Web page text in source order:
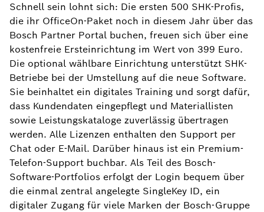
Schnell sein lohnt sich: Die ersten 500 SHK-Profis,
die ihr OfficeOn-Paket noch in diesem Jahr über das
Bosch Partner Portal buchen, freuen sich über eine
kostenfreie Ersteinrichtung im Wert von 399 Euro.
Die optional wählbare Einrichtung unterstützt SHK-
Betriebe bei der Umstellung auf die neue Software.
Sie beinhaltet ein digitales Training und sorgt dafür,
dass Kundendaten eingepflegt und Materiallisten
sowie Leistungskataloge zuverlässig übertragen
werden. Alle Lizenzen enthalten den Support per
Chat oder E-Mail. Darüber hinaus ist ein Premium-
Telefon-Support buchbar. Als Teil des Bosch-
Software-Portfolios erfolgt der Login bequem über
die einmal zentral angelegte SingleKey ID, ein
digitaler Zugang für viele Marken der Bosch-Gruppe